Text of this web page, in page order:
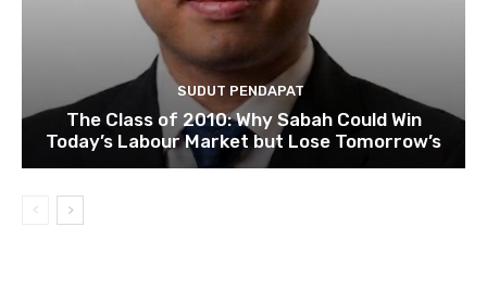
SUDUT PENDAPAT
The Class of 2010: Why Sabah Could Win
Today’s Labour Market but Lose Tomorrow’s